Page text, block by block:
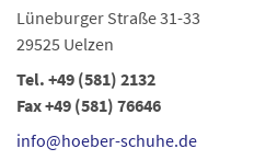
Lüneburger Straße 31-33
29525 Uelzen
Tel. +49 (581) 2132
Fax +49 (581) 76646
info@hoeber-schuhe.de